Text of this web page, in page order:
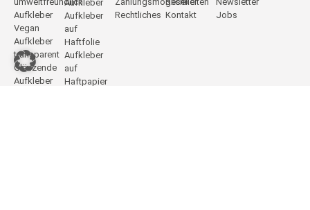
Aufkleber
Vegan
Aufkleber
transparent
Glänzende
Aufkleber
Aufkleber
Aufkleber
auf
Haftfolie
Aufkleber
auf
Haftpapier
Rechtliches Kontakt
Jobs